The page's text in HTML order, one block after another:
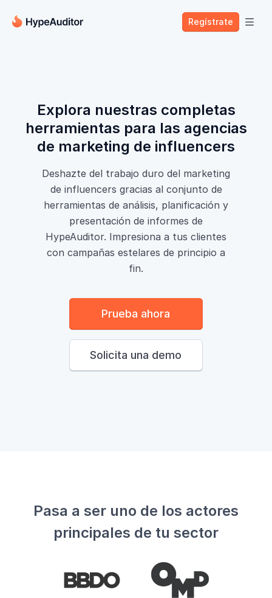
Regístrate 
Explora nuestras completas
herramientas para las agencias
de marketing de influencers
Deshazte del trabajo duro del marketing
de influencers gracias al conjunto de
herramientas de análisis, planificación y
presentación de informes de
HypeAuditor. Impresiona a tus clientes
con campañas estelares de principio a
fin.
Prueba ahora
Solicita una demo
Pasa a ser uno de los actores
principales de tu sector